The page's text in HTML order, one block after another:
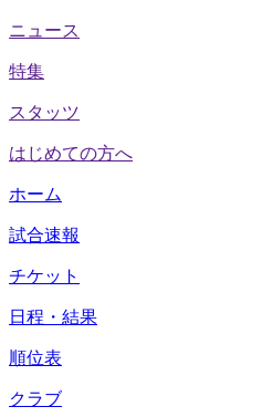
ニュース
特集
スタッツ
はじめての方へ
ホーム
試合速報
チケット
日程・結果
順位表
クラブ